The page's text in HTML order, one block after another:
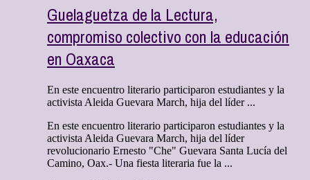
Guelaguetza de la Lectura,
compromiso colectivo con la educación
en Oaxaca
En este encuentro literario participaron estudiantes y la
activista Aleida Guevara March, hija del líder ...
En este encuentro literario participaron estudiantes y la
activista Aleida Guevara March, hija del líder
revolucionario Ernesto "Che" Guevara Santa Lucía del
Camino, Oax.- Una fiesta literaria fue la ...